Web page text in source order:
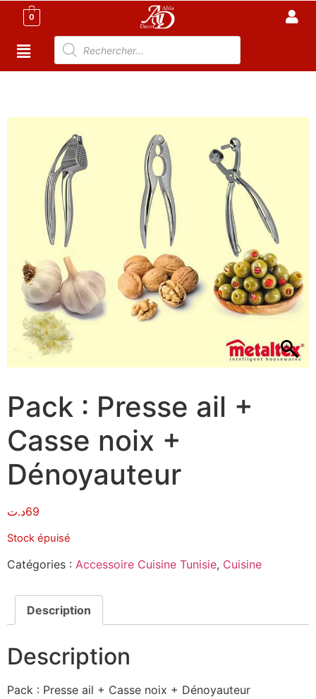
0
Pack : Presse ail +
Casse noix +
Dénoyauteur
69د.ت
Stock épuisé
Catégories : Accessoire Cuisine Tunisie, Cuisine
Description
Description
Pack : Presse ail + Casse noix + Dénoyauteur